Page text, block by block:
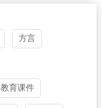
方言
教育课件